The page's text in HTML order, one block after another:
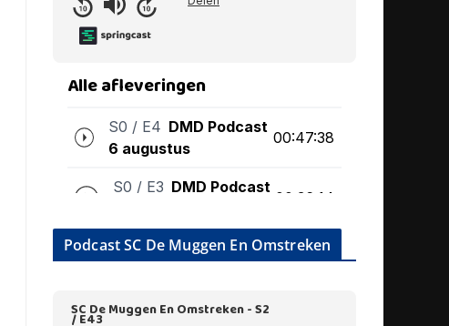
Podcast SC De Muggen En Omstreken